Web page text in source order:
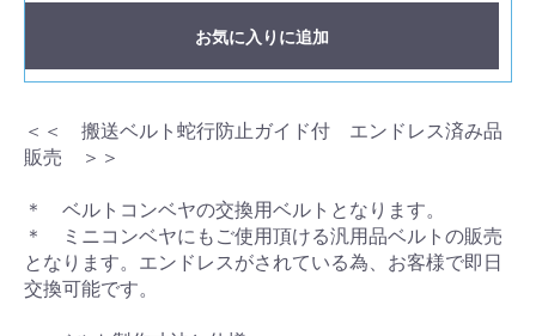
お気に入りに追加
＜＜ 搬送ベルト蛇行防止ガイド付 エンドレス済み品
販売 ＞＞
＊ ベルトコンベヤの交換用ベルトとなります。
＊ ミニコンベヤにもご使用頂ける汎用品ベルトの販売
となります。エンドレスがされている為、お客様で即日
交換可能です。